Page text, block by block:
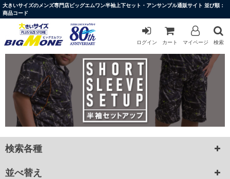
大きいサイズのメンズ専門店ビッグエムワン半袖上下セット・アンサンブル通販サイト 並び順：
商品コード
ログイン カート マイページ 検索
検索各種
並べ替え